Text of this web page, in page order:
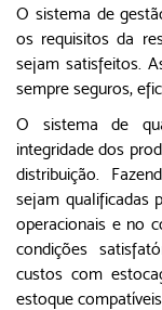
O sistema de
os requisitos da
sejam satisfeitos.
sempre seguros,
O sistema de
integridade dos
distribuição.
sejam qualificadas
operacionais e no
condições
custos com
estoque